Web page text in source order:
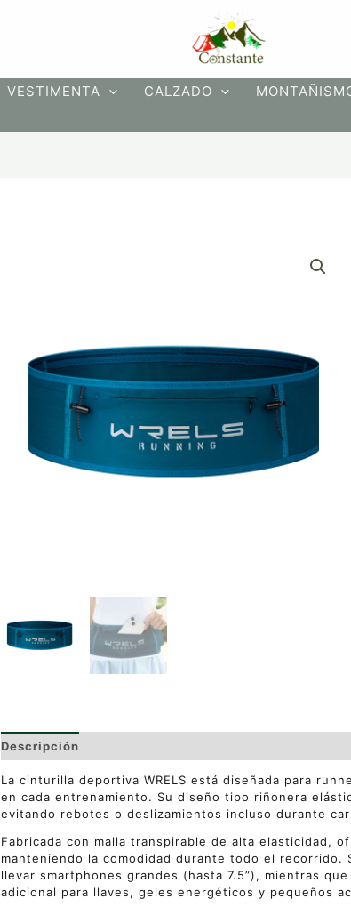
VESTIMENTA CALZADO
Descripción
La cinturilla deportiva WRELS está diseñada para
en cada entrenamiento. Su diseño tipo riñonera
evitando rebotes o deslizamientos incluso durante
Fabricada con malla transpirable de alta elasticidad,
manteniendo la comodidad durante todo el recorrido.
llevar smartphones grandes (hasta 7.5”), mientras
adicional para llaves, geles energéticos y pequeños